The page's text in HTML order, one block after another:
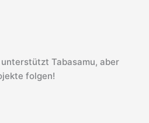
Tabasamu, aber
folgen!